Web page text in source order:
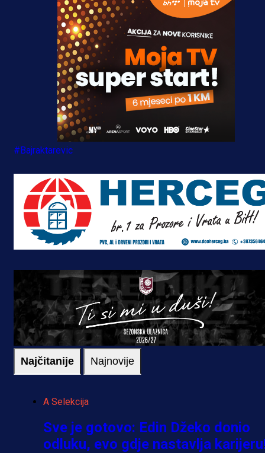
#Bajraktarevic
Najčitanije Najnovije
A Selekcija
Sve je gotovo: Edin Džeko donio
odluku, evo gdje nastavlja